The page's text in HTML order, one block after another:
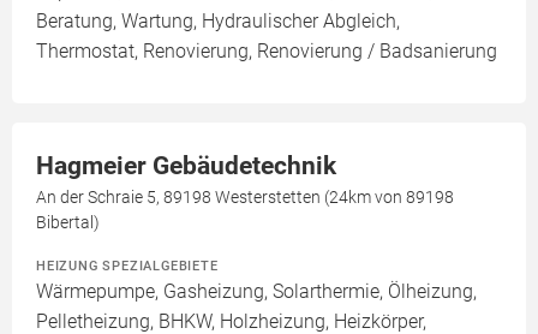
Beratung, Wartung, Hydraulischer Abgleich,
Thermostat, Renovierung, Renovierung / Badsanierung
Hagmeier Gebäudetechnik
An der Schraie 5, 89198 Westerstetten (24km von 89198
Bibertal)
HEIZUNG SPEZIALGEBIETE
Wärmepumpe, Gasheizung, Solarthermie, Ölheizung,
Pelletheizung, BHKW, Holzheizung, Heizkörper,